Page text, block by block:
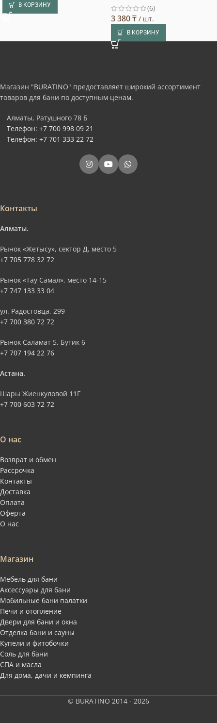
В КОРЗИНУ
(6)
3 380₸ / шт.
В КОРЗИНУ
Магазин "BURATINO" предоставляет широкий ассортимент
товаров для бани по доступным ценам.
Алматы, Ратушного 78 Б
Телефон: +7 700 998 09 21
Телефон: +7 701 333 22 72
Контакты
Алматы.
Рынок «Жетысу», сектор Д, место 5
+7 705 778 32 72
Рынок «Тау Самал», место 14-15
+7 747 133 33 04
ул. Радостовца, 299
+7 700 380 72 72
Рынок Саламат 5, Бутик 6
+7 707 194 22 76
Астана.
Шары Жиенкуловой 11Г
+7 700 603 72 72
О нас
Возврат и обмен
Рассрочка
Контакты
Доставка
Оплата
Оферта
О нас
Магазин
Мебель для бани
Аксессуары для бани
Мобильные бани палатки
Печи и отопление
Двери для бани и окна
Отделка бани и сауны
Купели и фитобочки
Соль для бани
СПА и масла
Для дома, дачи и кемпинга
© BURATINO 2014 - 2026